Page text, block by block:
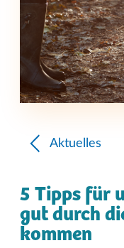
Aktuelles
5 Tipps für
gut durch
kommen